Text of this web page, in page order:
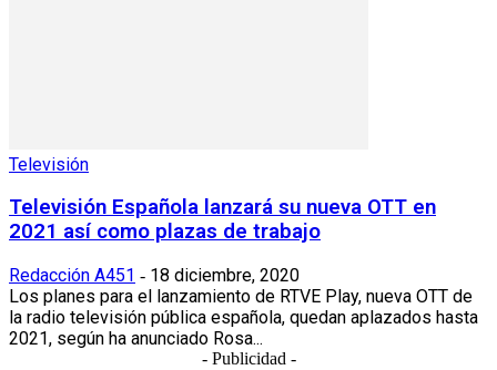
Televisión
Televisión Española lanzará su nueva OTT en
2021 así como plazas de trabajo
Redacción A451 - 18 diciembre, 2020
Los planes para el lanzamiento de RTVE Play, nueva OTT de
la radio televisión pública española, quedan aplazados hasta
2021, según ha anunciado Rosa...
- Publicidad -